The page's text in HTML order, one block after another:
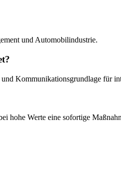
und Automobilindustrie.
Kommunikationsgrundlage für
hohe Werte eine sofortige